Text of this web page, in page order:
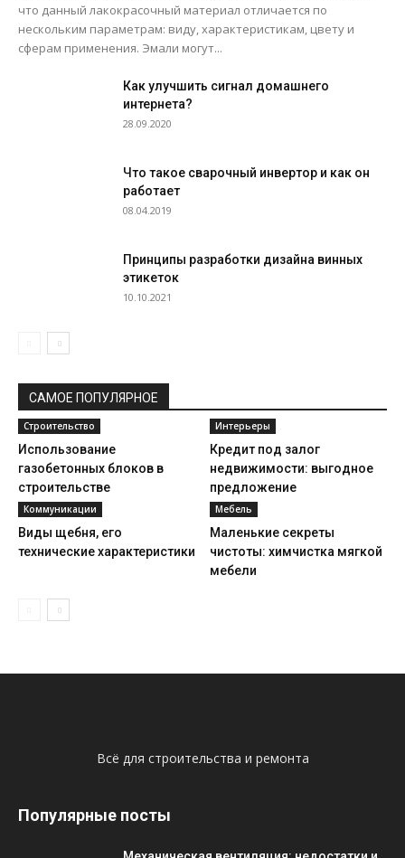
что данный лакокрасочный материал отличается по
нескольким параметрам: виду, характеристикам, цвету и
сферам применения. Эмали могут...
Как улучшить сигнал домашнего
интернета?
28.09.2020
Что такое сварочный инвертор и как он
работает
08.04.2019
Принципы разработки дизайна винных
этикеток
10.10.2021
САМОЕ ПОПУЛЯРНОЕ
Строительство
Использование
газобетонных блоков в
строительстве
Интерьеры
Кредит под залог
недвижимости: выгодное
предложение
Коммуникации
Виды щебня, его
технические характеристики
Мебель
Маленькие секреты
чистоты: химчистка мягкой
мебели
Всё для строительства и ремонта
Популярные посты